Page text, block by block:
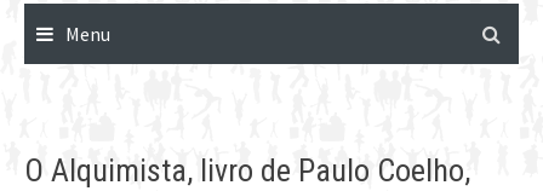
Menu
O Alquimista, livro de Paulo Coelho,